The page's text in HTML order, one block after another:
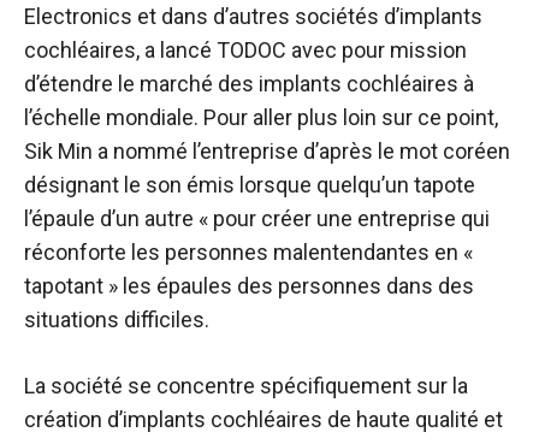
Electronics et dans d’autres sociétés d’implants
cochléaires, a lancé TODOC avec pour mission
d’étendre le marché des implants cochléaires à
l’échelle mondiale. Pour aller plus loin sur ce point,
Sik Min a nommé l’entreprise d’après le mot coréen
désignant le son émis lorsque quelqu’un tapote
l’épaule d’un autre « pour créer une entreprise qui
réconforte les personnes malentendantes en «
tapotant » les épaules des personnes dans des
situations difficiles.
La société se concentre spécifiquement sur la
création d’implants cochléaires de haute qualité et